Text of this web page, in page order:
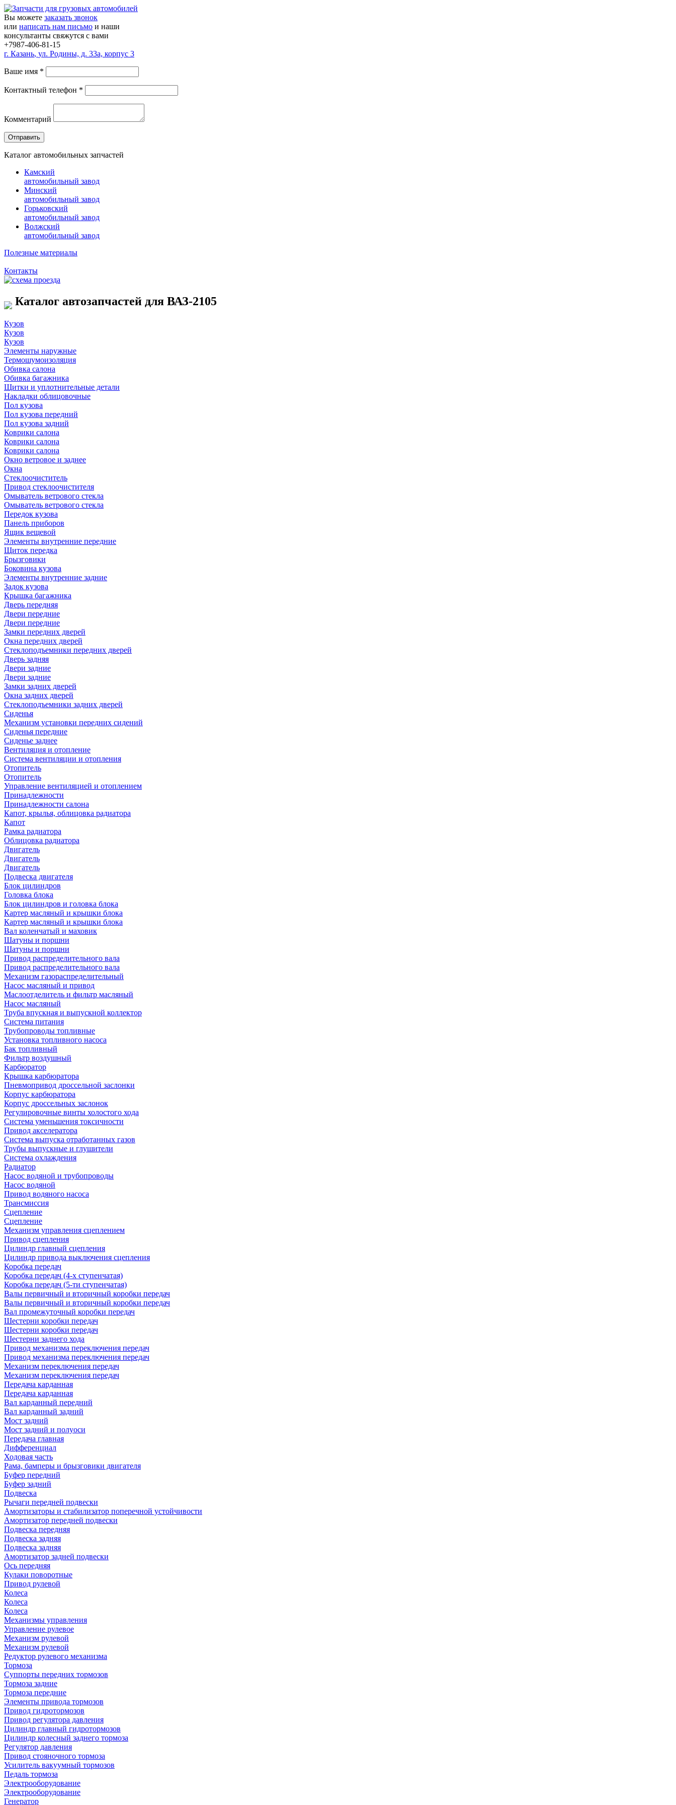
Вы можете заказать звонок
или написать нам письмо и наши
консультанты свяжутся с вами
+7987-406-81-15
г. Казань, ул. Родины, д. 33а, корпус 3
Ваше имя *
Контактный телефон *
Комментарий
Каталог автомобильных запчастей
Камский
автомобильный завод
Минский
автомобильный завод
Горьковский
автомобильный завод
Волжский
автомобильный завод
Полезные материалы
Контакты
Каталог автозапчастей для ВАЗ-2105
Кузов
Кузов
Кузов
Элементы наружные
Термошумоизоляция
Обивка салона
Обивка багажника
Щитки и уплотнительные детали
Накладки облицовочные
Пол кузова
Пол кузова передний
Пол кузова задний
Коврики салона
Коврики салона
Коврики салона
Окно ветровое и заднее
Окна
Стеклоочиститель
Привод стеклоочистителя
Омыватель ветрового стекла
Омыватель ветрового стекла
Передок кузова
Панель приборов
Ящик вещевой
Элементы внутренние передние
Щиток передка
Брызговики
Боковина кузова
Элементы внутренние задние
Задок кузова
Крышка багажника
Дверь передняя
Двери передние
Двери передние
Замки передних дверей
Окна передних дверей
Стеклоподъемники передних дверей
Дверь задняя
Двери задние
Двери задние
Замки задних дверей
Окна задних дверей
Стеклоподъемники задних дверей
Сиденья
Механизм установки передних сидений
Сиденья передние
Сиденье заднее
Вентиляция и отопление
Система вентиляции и отопления
Отопитель
Отопитель
Управление вентиляцией и отоплением
Принадлежности
Принадлежности салона
Капот, крылья, облицовка радиатора
Капот
Рамка радиатора
Облицовка радиатора
Двигатель
Двигатель
Двигатель
Подвеска двигателя
Блок цилиндров
Головка блока
Блок цилиндров и головка блока
Картер масляный и крышки блока
Картер масляный и крышки блока
Вал коленчатый и маховик
Шатуны и поршни
Шатуны и поршни
Привод распределительного вала
Привод распределительного вала
Механизм газораспределительный
Насос масляный и привод
Маслоотделитель и фильтр масляный
Насос масляный
Труба впускная и выпускной коллектор
Система питания
Трубопроводы топливные
Установка топливного насоса
Бак топливный
Фильтр воздушный
Карбюратор
Крышка карбюратора
Пневмопривод дроссельной заслонки
Корпус карбюратора
Корпус дроссельных заслонок
Регулировочные винты холостого хода
Система уменьшения токсичности
Привод акселератора
Система выпуска отработанных газов
Трубы выпускные и глушители
Система охлаждения
Радиатор
Насос водяной и трубопроводы
Насос водяной
Привод водяного насоса
Трансмиссия
Сцепление
Сцепление
Механизм управления сцеплением
Привод сцепления
Цилиндр главный сцепления
Цилиндр привода выключения сцепления
Коробка передач
Коробка передач (4-х ступенчатая)
Коробка передач (5-ти ступенчатая)
Валы первичный и вторичный коробки передач
Валы первичный и вторичный коробки передач
Вал промежуточный коробки передач
Шестерни коробки передач
Шестерни коробки передач
Шестерни заднего хода
Привод механизма переключения передач
Привод механизма переключения передач
Механизм переключения передач
Механизм переключения передач
Передача карданная
Передача карданная
Вал карданный передний
Вал карданный задний
Мост задний
Мост задний и полуоси
Передача главная
Дифференциал
Ходовая часть
Рама, бамперы и брызговики двигателя
Буфер передний
Буфер задний
Подвеска
Рычаги передней подвески
Амортизаторы и стабилизатор поперечной устойчивости
Амортизатор передней подвески
Подвеска передняя
Подвеска задняя
Подвеска задняя
Амортизатор задней подвески
Ось передняя
Кулаки поворотные
Привод рулевой
Колеса
Колеса
Колеса
Механизмы управления
Управление рулевое
Механизм рулевой
Механизм рулевой
Редуктор рулевого механизма
Тормоза
Суппорты передних тормозов
Тормоза задние
Тормоза передние
Элементы привода тормозов
Привод гидротормозов
Привод регулятора давления
Цилиндр главный гидротормозов
Цилиндр колесный заднего тормоза
Регулятор давления
Привод стояночного тормоза
Усилитель вакуумный тормозов
Педаль тормоза
Электрооборудование
Электрооборудование
Генератор